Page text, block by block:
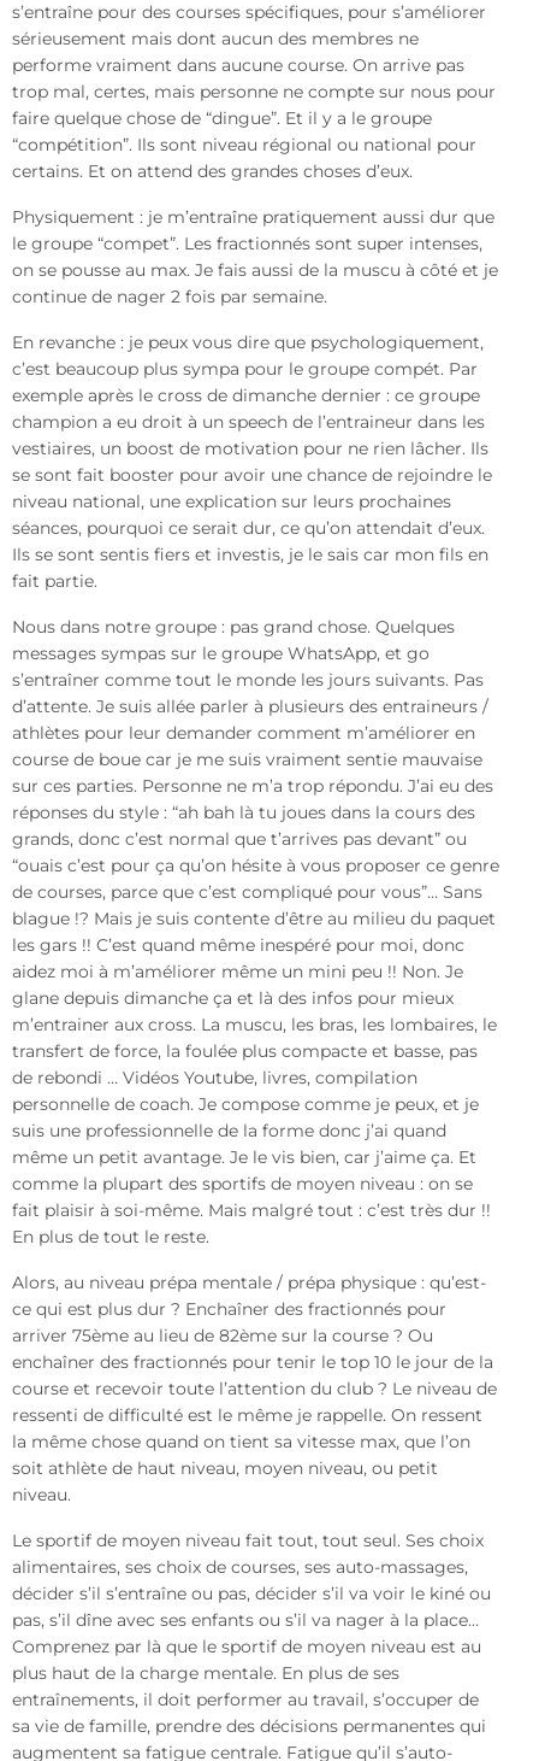
s’entraîne pour des courses spécifiques, pour s’améliorer
sérieusement mais dont aucun des membres ne
performe vraiment dans aucune course. On arrive pas
trop mal, certes, mais personne ne compte sur nous pour
faire quelque chose de “dingue”. Et il y a le groupe
“compétition”. Ils sont niveau régional ou national pour
certains. Et on attend des grandes choses d’eux.
Physiquement : je m’entraîne pratiquement aussi dur que
le groupe “compet”. Les fractionnés sont super intenses,
on se pousse au max. Je fais aussi de la muscu à côté et je
continue de nager 2 fois par semaine.
En revanche : je peux vous dire que psychologiquement,
c’est beaucoup plus sympa pour le groupe compét. Par
exemple après le cross de dimanche dernier : ce groupe
champion a eu droit à un speech de l’entraineur dans les
vestiaires, un boost de motivation pour ne rien lâcher. Ils
se sont fait booster pour avoir une chance de rejoindre le
niveau national, une explication sur leurs prochaines
séances, pourquoi ce serait dur, ce qu’on attendait d’eux.
Ils se sont sentis fiers et investis, je le sais car mon fils en
fait partie.
Nous dans notre groupe : pas grand chose. Quelques
messages sympas sur le groupe WhatsApp, et go
s’entraîner comme tout le monde les jours suivants. Pas
d’attente. Je suis allée parler à plusieurs des entraineurs /
athlètes pour leur demander comment m’améliorer en
course de boue car je me suis vraiment sentie mauvaise
sur ces parties. Personne ne m’a trop répondu. J’ai eu des
réponses du style : “ah bah là tu joues dans la cours des
grands, donc c’est normal que t’arrives pas devant” ou
“ouais c’est pour ça qu’on hésite à vous proposer ce genre
de courses, parce que c’est compliqué pour vous”… Sans
blague !? Mais je suis contente d’être au milieu du paquet
les gars !! C’est quand même inespéré pour moi, donc
aidez moi à m’améliorer même un mini peu !! Non. Je
glane depuis dimanche ça et là des infos pour mieux
m’entrainer aux cross. La muscu, les bras, les lombaires, le
transfert de force, la foulée plus compacte et basse, pas
de rebondi … Vidéos Youtube, livres, compilation
personnelle de coach. Je compose comme je peux, et je
suis une professionnelle de la forme donc j’ai quand
même un petit avantage. Je le vis bien, car j’aime ça. Et
comme la plupart des sportifs de moyen niveau : on se
fait plaisir à soi-même. Mais malgré tout : c’est très dur !!
En plus de tout le reste.
Alors, au niveau prépa mentale / prépa physique : qu’est-
ce qui est plus dur ? Enchaîner des fractionnés pour
arriver 75ème au lieu de 82ème sur la course ? Ou
enchaîner des fractionnés pour tenir le top 10 le jour de la
course et recevoir toute l’attention du club ? Le niveau de
ressenti de difficulté est le même je rappelle. On ressent
la même chose quand on tient sa vitesse max, que l’on
soit athlète de haut niveau, moyen niveau, ou petit
niveau.
Le sportif de moyen niveau fait tout, tout seul. Ses choix
alimentaires, ses choix de courses, ses auto-massages,
décider s’il s’entraîne ou pas, décider s’il va voir le kiné ou
pas, s’il dîne avec ses enfants ou s’il va nager à la place…
Comprenez par là que le sportif de moyen niveau est au
plus haut de la charge mentale. En plus de ses
entraînements, il doit performer au travail, s’occuper de
sa vie de famille, prendre des décisions permanentes qui
augmentent sa fatigue centrale. Fatigue qu’il s’auto-